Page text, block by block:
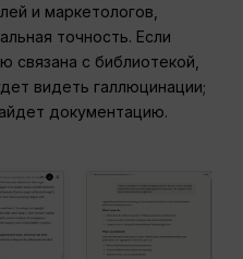
и маркетологов,
точность. Если
связана с библиотекой,
видеть галлюцинации;
документацию.